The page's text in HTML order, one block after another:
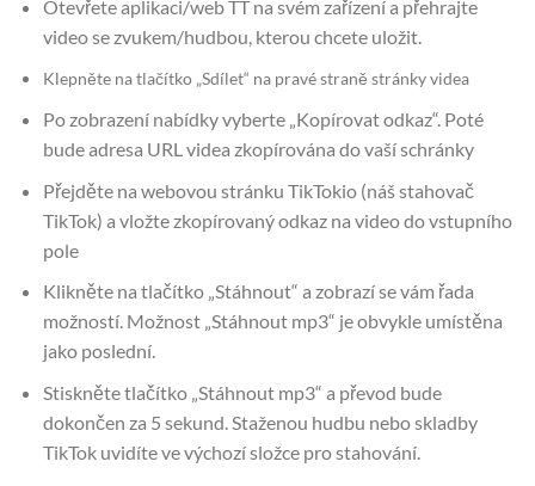
Otevřete aplikaci/web TT na svém zařízení a přehrajte
video se zvukem/hudbou, kterou chcete uložit.
Klepněte na tlačítko „Sdílet“ na pravé straně stránky videa
Po zobrazení nabídky vyberte „Kopírovat odkaz“. Poté
bude adresa URL videa zkopírována do vaší schránky
Přejděte na webovou stránku TikTokio (náš stahovač
TikTok) a vložte zkopírovaný odkaz na video do vstupního
pole
Klikněte na tlačítko „Stáhnout“ a zobrazí se vám řada
možností. Možnost „Stáhnout mp3“ je obvykle umístěna
jako poslední.
Stiskněte tlačítko „Stáhnout mp3“ a převod bude
dokončen za 5 sekund. Staženou hudbu nebo skladby
TikTok uvidíte ve výchozí složce pro stahování.